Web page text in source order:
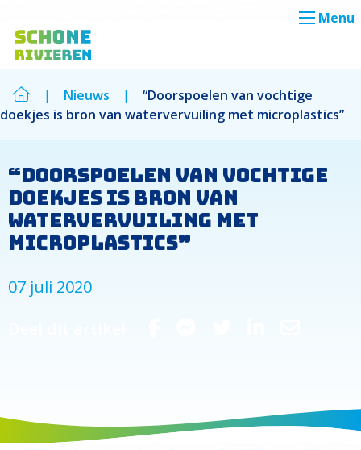
Menu
| Nieuws |
“Doorspoelen van vochtige
doekjes is bron van watervervuiling met microplastics”
“Doorspoelen van vochtige
doekjes is bron van
watervervuiling met
microplastics”
07 juli 2020